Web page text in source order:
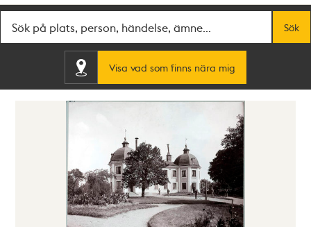
Sök
Visa vad som finns nära mig